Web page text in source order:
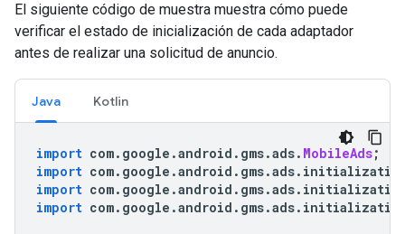
El siguiente código de muestra muestra cómo puede
verificar el estado de inicialización de cada adaptador
antes de realizar una solicitud de anuncio.
Java Kotlin
import com. google .android . gms.ads. MobileAds;
import com. google .android . gms.ads.
import com. google .android . gms.ads.
import com. google .android . gms.ads.